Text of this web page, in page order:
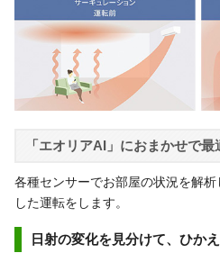
「エオリアAI」におまかせで
各種センサーでお部屋の状況を解
した運転をします。
日射の変化を見分けて、ひか